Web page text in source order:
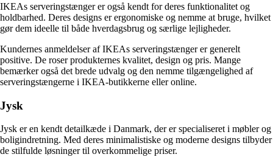
IKEAs serveringstænger er også kendt for deres funktionalitet og
holdbarhed. Deres designs er ergonomiske og nemme at bruge, hvilket
gør dem ideelle til både hverdagsbrug og særlige lejligheder.
Kundernes anmeldelser af IKEAs serveringstænger er generelt
positive. De roser produkternes kvalitet, design og pris. Mange
bemærker også det brede udvalg og den nemme tilgængelighed af
serveringstængerne i IKEA-butikkerne eller online.
Jysk
Jysk er en kendt detailkæde i Danmark, der er specialiseret i møbler og
boligindretning. Med deres minimalistiske og moderne designs tilbyder
de stilfulde løsninger til overkommelige priser.